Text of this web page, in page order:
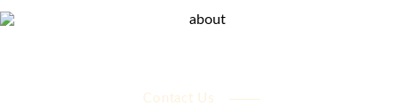
Contact Us